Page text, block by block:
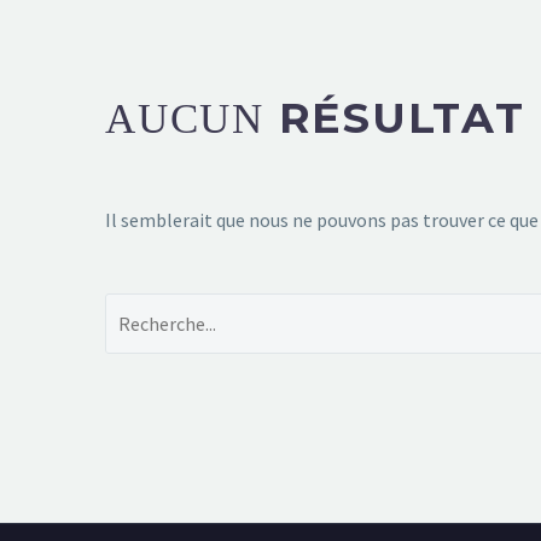
AUCUN RÉSULTAT
Il semblerait que nous ne pouvons pas trouver ce